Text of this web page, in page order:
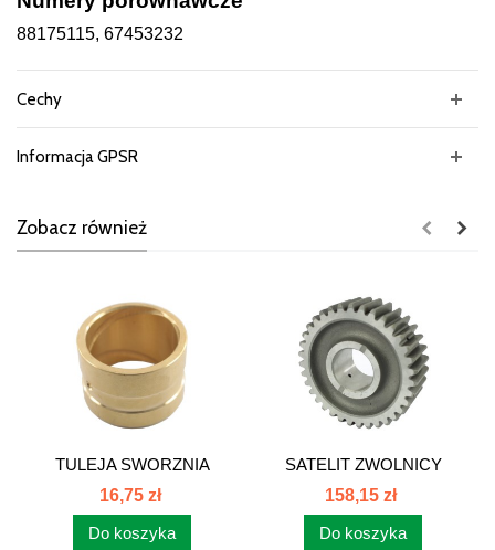
88175115, 67453232
Cechy
Informacja GPSR
Zobacz również
TULEJA SWORZNIA
PRZEDNIEGO...
16,75 zł
Do koszyka
SATELIT ZWOLNICY
PRZEDNIEGO...
158,15 zł
Do koszyka